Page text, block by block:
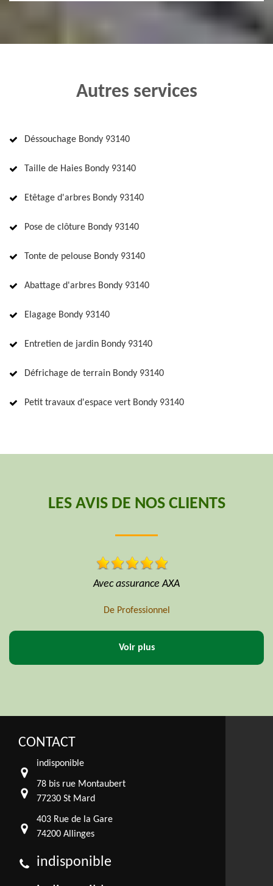
Autres services
Déssouchage Bondy 93140
Taille de Haies Bondy 93140
Etêtage d'arbres Bondy 93140
Pose de clôture Bondy 93140
Tonte de pelouse Bondy 93140
Abattage d'arbres Bondy 93140
Elagage Bondy 93140
Entretien de jardin Bondy 93140
Défrichage de terrain Bondy 93140
Petit travaux d'espace vert Bondy 93140
LES AVIS DE NOS CLIENTS
Professionnel sécurité matériel niveau prix formidable
De Hoffmann
Voir plus
CONTACT
indisponible
78 bis rue Montaubert
77230 St Mard
403 Rue de la Gare
74200 Allinges
indisponible